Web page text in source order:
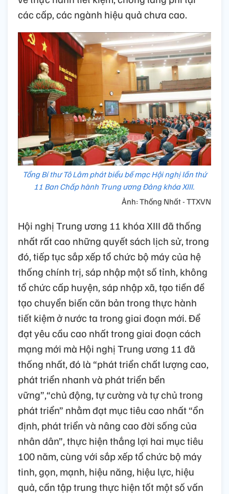
các cấp, các ngành hiệu quả chưa cao.
Tổng Bí thư Tô Lâm phát biểu bế mạc Hội nghị lần thứ
11 Ban Chấp hành Trung ương Đảng khóa XIII.
Ảnh: Thống Nhất - TTXVN
Hội nghị Trung ương 11 khóa XIII đã thống
nhất rất cao những quyết sách lịch sử, trong
đó, tiếp tục sắp xếp tổ chức bộ máy của hệ
thống chính trị, sáp nhập một số tỉnh, không
tổ chức cấp huyện, sáp nhập xã, tạo tiền đề
tạo chuyển biến căn bản trong thực hành
tiết kiệm ở nước ta trong giai đoạn mới. Để
đạt yêu cầu cao nhất trong giai đoạn cách
mạng mới mà Hội nghị Trung ương 11 đã
thống nhất, đó là “phát triển chất lượng cao,
phát triển nhanh và phát triển bền
vững”,“chủ động, tự cường và tự chủ trong
phát triển” nhằm đạt mục tiêu cao nhất “ổn
định, phát triển và nâng cao đời sống của
nhân dân”, thực hiện thắng lợi hai mục tiêu
100 năm, cùng với sắp xếp tổ chức bộ máy
tinh, gọn, mạnh, hiệu năng, hiệu lực, hiệu
quả, cần tập trung thực hiện tốt một số vấn